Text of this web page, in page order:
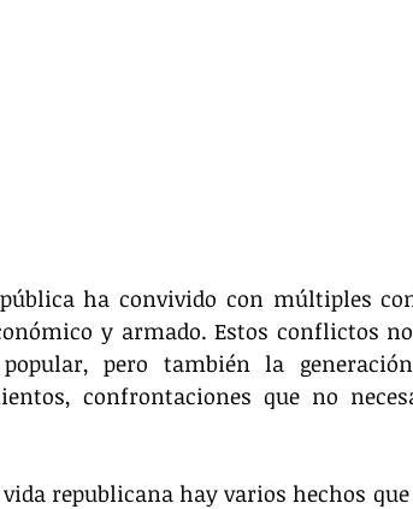
ha convivido con múltiples
y armado. Estos conflictos
pero también la
confrontaciones que no
republicana hay varios hechos